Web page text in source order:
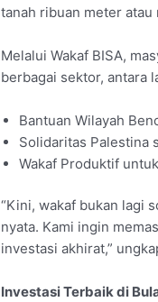
tanah ribuan meter
Melalui Wakaf BISA,
berbagai sektor, antara
Bantuan Wilayah
Solidaritas Palestina
Wakaf Produktif
“Kini, wakaf bukan lagi
nyata. Kami ingin
investasi akhirat,”
Investasi Terbaik di